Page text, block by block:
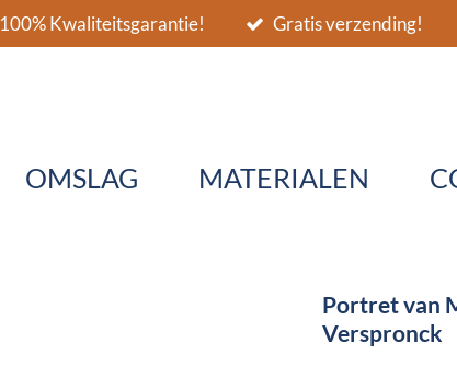
100% Kwaliteitsgarantie! Gratis verzending!
OMSLAG MATERIALEN
Portret van
Verspronck